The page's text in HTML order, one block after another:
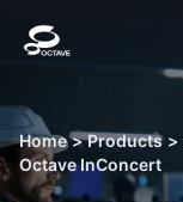
Home > Products >
Octave InConcert